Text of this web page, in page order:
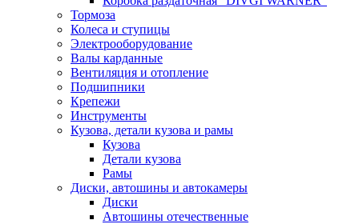
Тормоза
Колеса и ступицы
Электрооборудование
Валы карданные
Вентиляция и отопление
Подшипники
Крепежи
Инструменты
Кузова, детали кузова и рамы
Кузова
Детали кузова
Рамы
Диски, автошины и автокамеры
Диски
Автошины отечественные